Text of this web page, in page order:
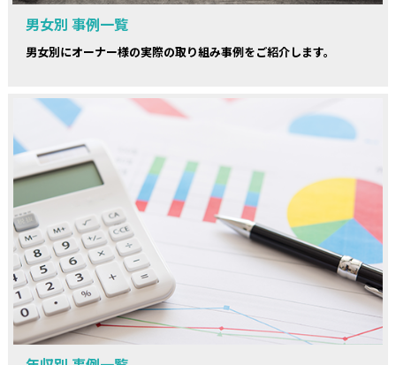
男女別 事例一覧
男女別にオーナー様の実際の取り組み事例をご紹介します。